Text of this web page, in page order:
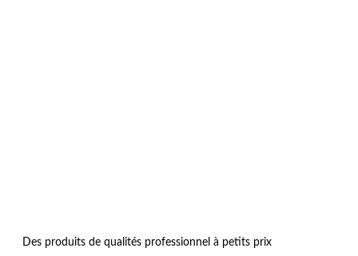
Des produits de qualités professionnel à petits prix